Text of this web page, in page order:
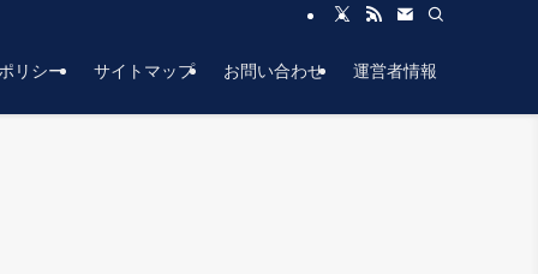
リシー サイトマップ お問い合わせ 運営者情報